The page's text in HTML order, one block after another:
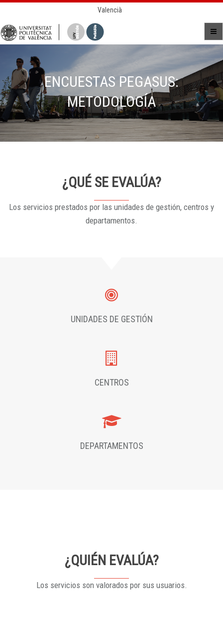
Valencià
ENCUESTAS PEGASUS:
METODOLOGÍA
¿QUÉ SE EVALÚA?
Los servicios prestados por las unidades de gestión, centros y
departamentos.
UNIDADES DE GESTIÓN
CENTROS
DEPARTAMENTOS
¿QUIÉN EVALÚA?
Los servicios son valorados por sus usuarios.